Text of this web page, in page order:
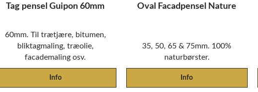
Tag pensel Guipon 60mm
60mm. Til trætjære, bitumen,
bliktagmaling, træolie,
facademaling osv.
Info
Oval Facadpensel Nature
35, 50, 65 & 75mm. 100%
naturbørster.
Info